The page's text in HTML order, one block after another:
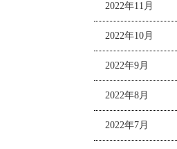
2022年11月
2022年10月
2022年9月
2022年8月
2022年7月